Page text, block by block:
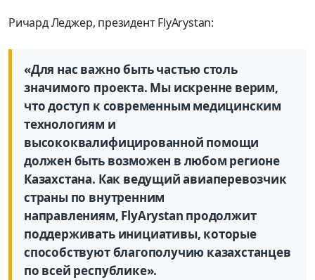
Ричард Леджер, президент FlyArystan:
«Для нас важно быть частью столь
значимого проекта. Мы искренне верим,
что доступ к современным медицинским
технологиям и
высококвалифицированной помощи
должен быть возможен в любом регионе
Казахстана. Как ведущий авиаперевозчик
страны по внутренним
направлениям, FlyArystan продолжит
поддерживать инициативы, которые
способствуют благополучию казахстанцев
по всей республике».